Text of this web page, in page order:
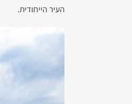
העיר הייחודית.